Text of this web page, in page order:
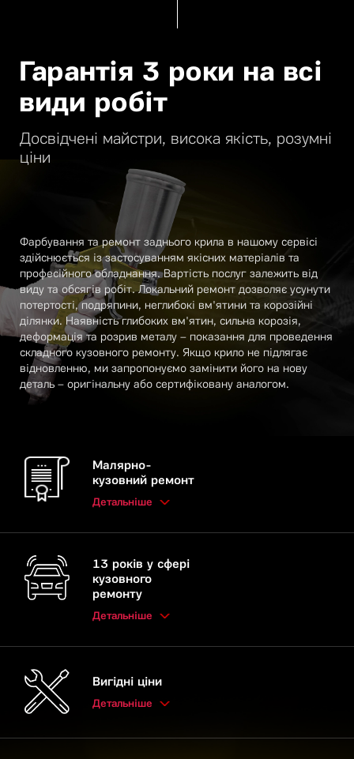
Гарантія 3 роки на всі
види робіт
Досвідчені майстри, висока якість, розумні
ціни
Фарбування та ремонт заднього крила в нашому сервісі
здійснюється із застосуванням якісних матеріалів та
професійного обладнання. Вартість послуг залежить від
виду та обсягів робіт. Локальний ремонт дозволяє усунути
потертості, подряпини, неглибокі вм'ятини та корозійні
ділянки. Наявність глибоких вм'ятин, сильна корозія,
деформація та розрив металу – показання для проведення
складного кузовного ремонту. Якщо крило не підлягає
відновленню, ми запропонуємо замінити його на нову
деталь – оригінальну або сертифіковану аналогом.
Малярно-
кузовний ремонт
Детальніше
13 років у сфері
кузовного
ремонту
Детальніше
Вигідні ціни
Детальніше